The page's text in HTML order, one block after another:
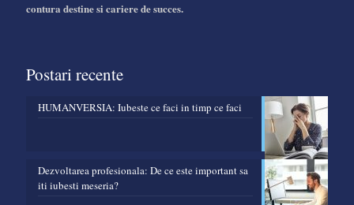
contura destine si cariere de succes.
Postari recente
HUMANVERSIA: Iubeste ce faci in timp ce faci
Dezvoltarea profesionala: De ce este important sa
iti iubesti meseria?